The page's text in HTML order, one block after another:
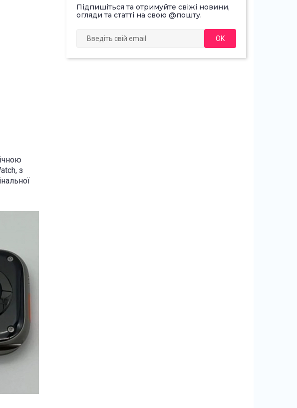
з
Підпишіться та отримуйте свіжі новини,
огляди та статті на свою @пошту.
ОК